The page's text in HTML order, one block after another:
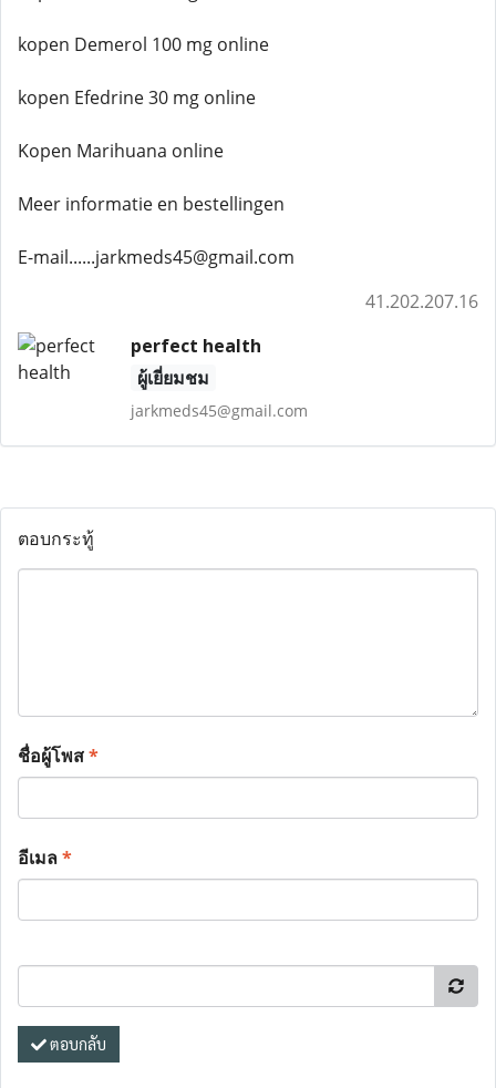
kopen Demerol 100 mg online
kopen Efedrine 30 mg online
Kopen Marihuana online
Meer informatie en bestellingen
E-mail......jarkmeds45@gmail.com
41.202.207.16
perfect health
ผู้เยี่ยมชม
jarkmeds45@gmail.com
ตอบกระทู้
ชื่อผู้โพส*
อีเมล*
ตอบกลับ